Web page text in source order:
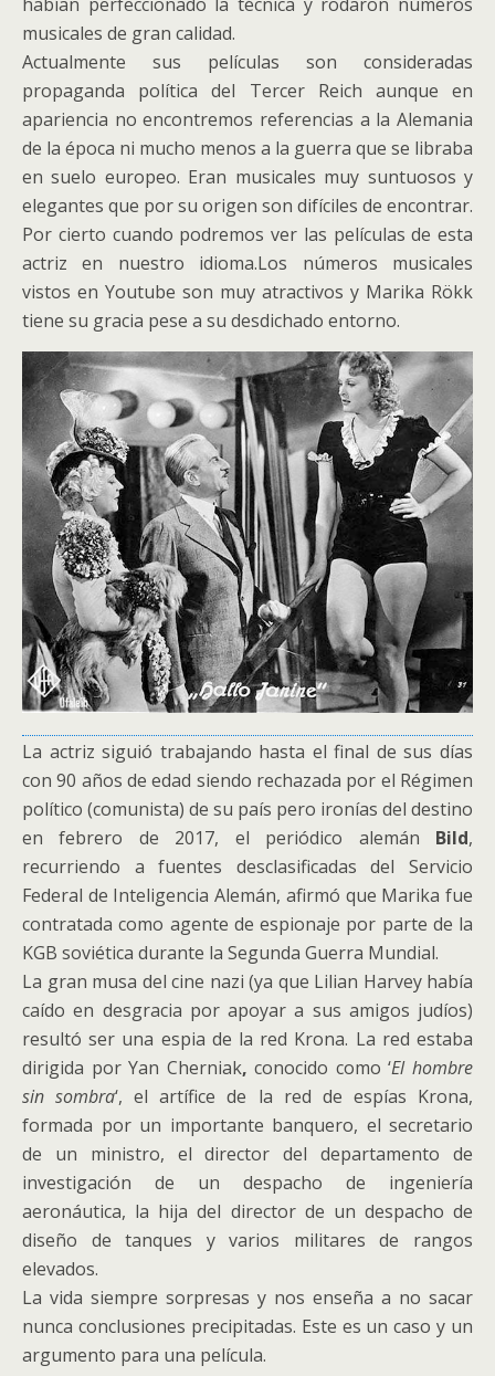
musicales de gran calidad.
Actualmente sus películas son consideradas
propaganda política del Tercer Reich aunque en
apariencia no encontremos referencias a la Alemania
de la época ni mucho menos a la guerra que se libraba
en suelo europeo. Eran musicales muy suntuosos y
elegantes que por su origen son difíciles de encontrar.
Por cierto cuando podremos ver las películas de esta
actriz en nuestro idioma.Los números musicales
vistos en Youtube son muy atractivos y Marika Rökk
tiene su gracia pese a su desdichado entorno.
La actriz siguió trabajando hasta el final de sus días
con 90 años de edad siendo rechazada por el Régimen
político (comunista) de su país pero ironías del destino
en febrero de 2017, el periódico alemán Bild,
recurriendo a fuentes desclasificadas del Servicio
Federal de Inteligencia Alemán, afirmó que Marika fue
contratada como agente de espionaje por parte de la
KGB soviética durante la Segunda Guerra Mundial.
La gran musa del cine nazi (ya que Lilian Harvey había
caído en desgracia por apoyar a sus amigos judíos)
resultó ser una espia de la red Krona. La red estaba
dirigida por Yan Cherniak, conocido como ‘El hombre
sin sombra‘, el artífice de la red de espías Krona,
formada por un importante banquero, el secretario
de un ministro, el director del departamento de
investigación de un despacho de ingeniería
aeronáutica, la hija del director de un despacho de
diseño de tanques y varios militares de rangos
elevados.
La vida siempre sorpresas y nos enseña a no sacar
nunca conclusiones precipitadas. Este es un caso y un
argumento para una película.